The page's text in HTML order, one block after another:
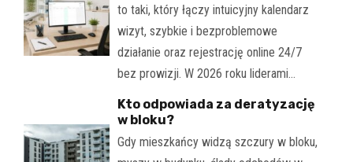
to taki, który łączy intuicyjny kalendarz
wizyt, szybkie i bezproblemowe
działanie oraz rejestrację online 24/7
bez prowizji. W 2026 roku liderami…
Kto odpowiada za deratyzację
w bloku?
Gdy mieszkańcy widzą szczury w bloku,